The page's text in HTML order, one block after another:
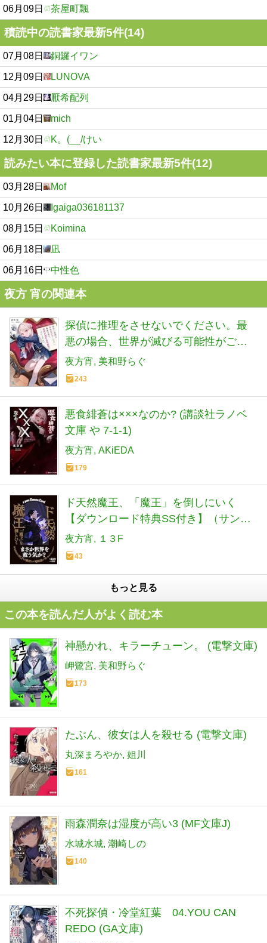
06月09日 茶屋町飄
積読中の読書家最新5件(14)
07月08日 銅鑼イワン
12月09日 LUNOVA
04月29日 厭希配列
01月04日 mich
12月30日 K。(__/けい
読みたい本に登録した読書家最新5件(12)
03月28日 Mof
10月26日 Igaiga036181137
08月15日 Koimina
06月18日 凪
06月16日 中性色
夜方 宵の関連本
探偵に推理をさせないでください。最
悪の場合、世界が滅びる可能性がござ
いますので。 (MF文庫J)
夜方宵 美和野らぐ
243
悪食緋蒼は×××なのか? (講談社ラノベ
文庫 や 7-1-1)
夜方宵 AKiEDA
179
ド天然魔王、「魔王」を倒しにいく
【ダウンロード特典SS付き】（サンク
チュアリ出版）
夜方宵 １３F
43
もっと見る
この本を読んだ人がよく読む本
神懸かれ、キラーチューン。 (電撃文庫)
岬鷺宮 美和野らぐ
173
たぶん、彼女は人を殺せる (電撃文庫)
丸深まろやか 姐川
161
雨森潤奈は湿度が高い3 (MF文庫J)
水城水城 潮崎しの
140
不死探偵・冷堂紅葉 04.YOU CAN
REDO (GA文庫)